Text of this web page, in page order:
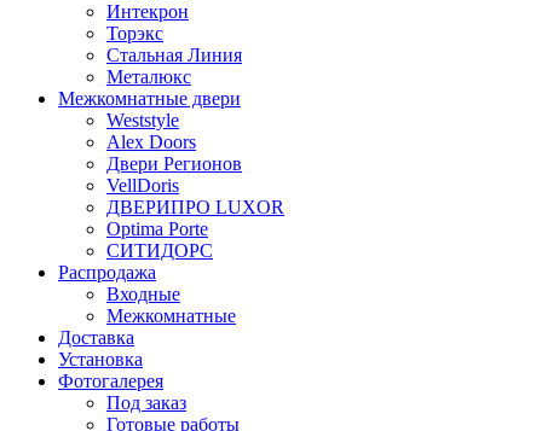
Интекрон
Торэкс
Стальная Линия
Металюкс
Межкомнатные двери
Weststyle
Alex Doors
Двери Регионов
VellDoris
ДВЕРИПРО LUXOR
Optima Porte
СИТИДОРС
Распродажа
Входные
Межкомнатные
Доставка
Установка
Фотогалерея
Под заказ
Готовые работы